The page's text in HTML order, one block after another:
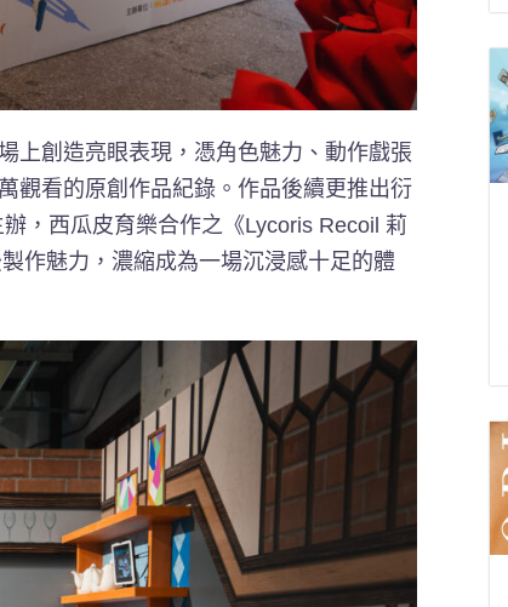
上創造亮眼表現，憑角色魅力、動作戲張
觀看的原創作品紀錄。作品後續更推出衍
，西瓜皮育樂合作之《Lycoris Recoil 莉
作魅力，濃縮成為一場沉浸感十足的體